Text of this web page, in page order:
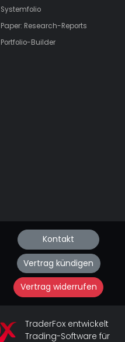
Systemfolio
Paper: Research-Reports
Portfolio-Builder
Kontakt
Vertrag kündigen
Vertrag widerrufen
TraderFox entwickelt
Trading-Software für